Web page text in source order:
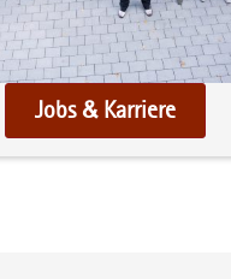
Jobs & Karriere